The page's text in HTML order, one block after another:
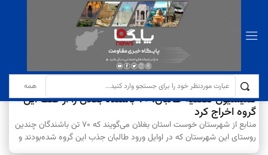
در خصوص وحدت اسلامی، عدالت و حقوق مردم افغانستان
سرویس خبری اسفند ۹, ۱۴۰۲
کمیسیون تصفیه طالبان، ۷۰ باشنده بغلان را از صف این
گروه اخراج کرد
منابع از شهرستان خوست استان بغلان می‌گویند که ۷۰ تن باشندگان چندین
روستای این شهرستان که در اوایل ورود طالبان جذب این گروه شده‌بودند و